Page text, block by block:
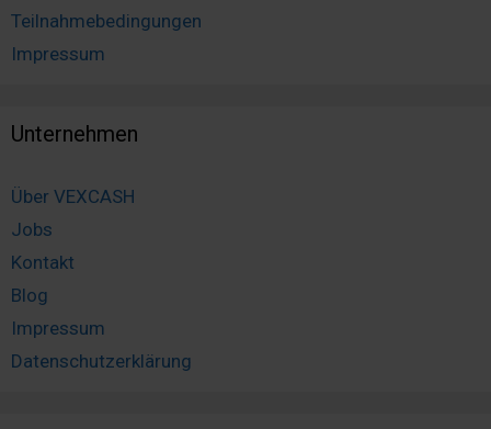
Teilnahmebedingungen
Impressum
Unternehmen
Über VEXCASH
Jobs
Kontakt
Blog
Impressum
Datenschutzerklärung